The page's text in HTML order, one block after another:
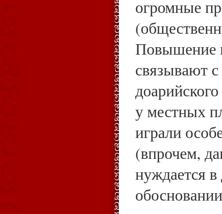
огромные
Повышение
связывают
у местных
играли
(впрочем,
нуждается